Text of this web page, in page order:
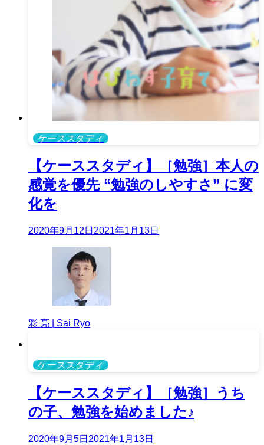
ケーススタディ
【ケーススタディ】［勉強］本人の
感覚を優先 “勉強のしやすさ” に変
化を
2020年9月12日 2021年1月13日
彩 亮 | Sai Ryo
ケーススタディ
【ケーススタディ】［勉強］うち
の子、勉強を始めました♪
2020年9月5日 2021年1月13日